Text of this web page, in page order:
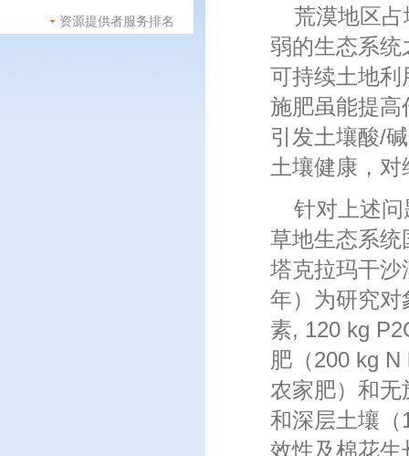
资源提供者服务排名
荒漠地区
弱的生态系统
可持续土地利
施肥虽能提高
引发土壤酸/
土壤健康，
针对上述
草地生态系统
塔克拉玛干沙
年）为研究对
素, 120 kg
肥（200 kg
农家肥）和无
和深层土壤（
效性及棉花生